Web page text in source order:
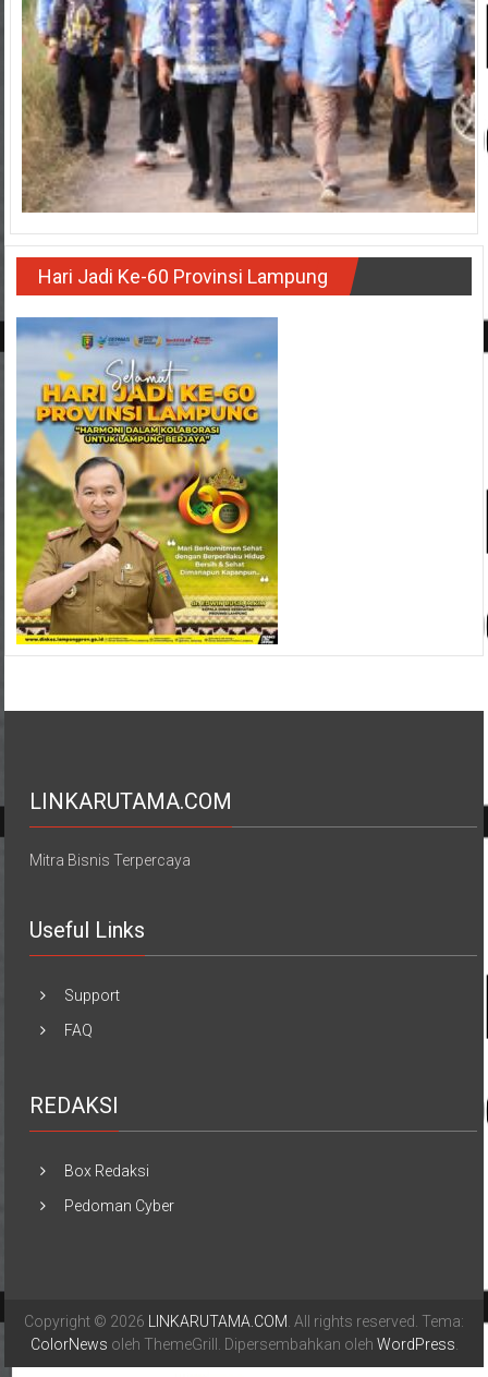
Hari Jadi Ke-60 Provinsi Lampung
LINKARUTAMA.COM
Mitra Bisnis Terpercaya
Useful Links
Support
FAQ
REDAKSI
Box Redaksi
Pedoman Cyber
Copyright © 2026 LINKARUTAMA.COM . All rights reserved. Tema:
ColorNews oleh ThemeGrill. Dipersembahkan oleh WordPress